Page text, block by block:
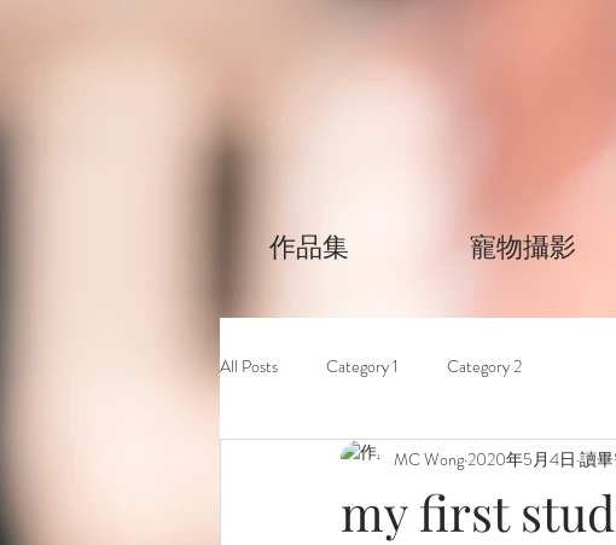
作品集 ​寵物攝影
All Posts Category 1 Category 2
my first
MC Wong 2020年5月4日 讀